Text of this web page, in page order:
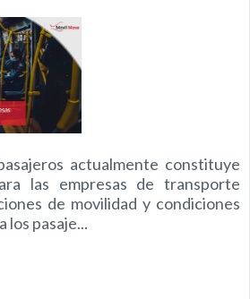
actualmente constituye
las empresas de transporte
de movilidad y condiciones
los pasaje...